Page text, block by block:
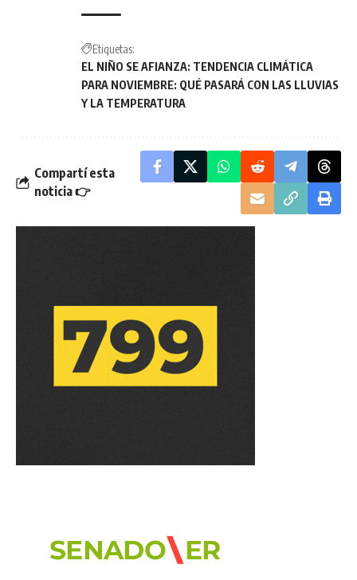
Etiquetas:
EL NIÑO SE AFIANZA: TENDENCIA CLIMÁTICA
PARA NOVIEMBRE: QUÉ PASARÁ CON LAS LLUVIAS
Y LA TEMPERATURA
Compartí esta
noticia 👉